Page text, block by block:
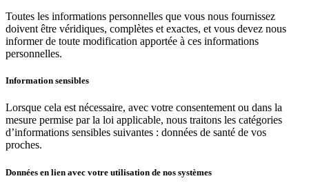
Toutes les informations personnelles que vous nous fournissez
doivent être véridiques, complètes et exactes, et vous devez nous
informer de toute modification apportée à ces informations
personnelles.
Information sensibles
Lorsque cela est nécessaire, avec votre consentement ou dans la
mesure permise par la loi applicable, nous traitons les catégories
d’informations sensibles suivantes : données de santé de vos
proches.
Données en lien avec votre utilisation de nos systèmes